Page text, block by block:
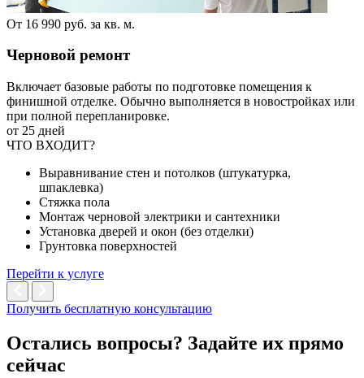
От 16 990 руб. за кв. м.
Черновой ремонт
Включает базовые работы по подготовке помещения к
финишной отделке. Обычно выполняется в новостройках или
при полной перепланировке.
от 25 дней
ЧТО ВХОДИТ?
Выравнивание стен и потолков (штукатурка,
шпаклевка)
Стяжка пола
Монтаж черновой электрики и сантехники
Установка дверей и окон (без отделки)
Грунтовка поверхностей
Перейти к услуге
Получить бесплатную консультацию
Остались вопросы? Задайте их прямо
сейчас